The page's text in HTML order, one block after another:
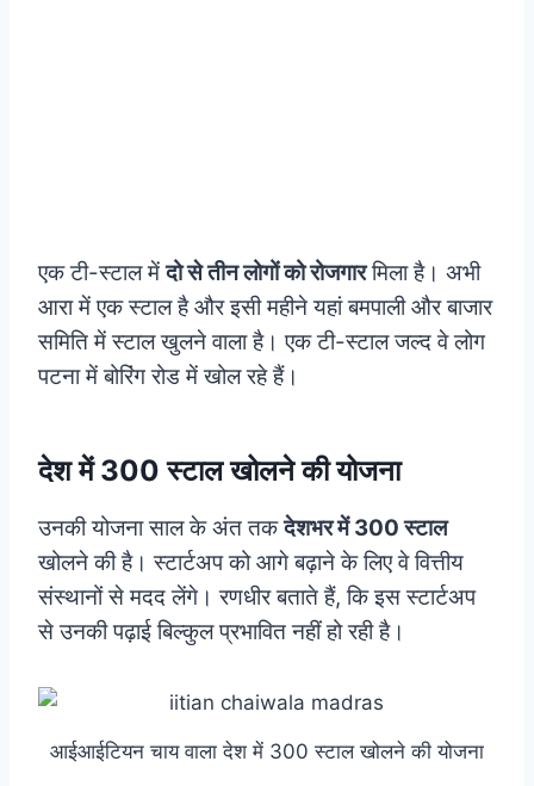
एक टी-स्टाल मेंदो से तीन लोगों को रोजगारमिला है। अभी
आरा में एक स्टाल है और इसी महीने यहां बमपाली और बाजार
समिति में स्टाल खुलने वाला है। एक टी-स्टाल जल्द वे लोग
पटना में बोरिंग रोड में खोल रहे हैं।
देश में 300 स्‍टाल खोलने की योजना
उनकी योजना साल के अंत तकदेशभर में 300 स्टाल
खोलने की है। स्टार्टअप को आगे बढ़ाने के लिए वे वित्तीय
संस्थानों से मदद लेंगे। रणधीर बताते हैं, कि इस स्टार्टअप
से उनकी पढ़ाई बिल्कुल प्रभावित नहीं हो रही है।
आईआईटियन चाय वाला देश में 300 स्‍टाल खोलने की योजना